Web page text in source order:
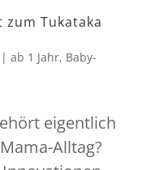
Tukataka
| ab 1 Jahr, Baby-
eigentlich
Alltag?